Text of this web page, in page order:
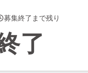
募集終了まで残り
了